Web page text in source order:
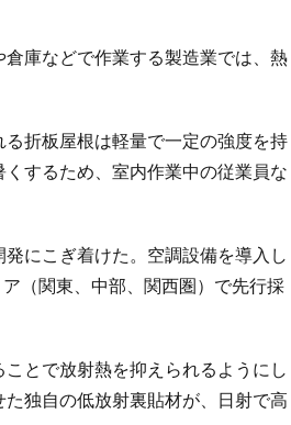
庫などで作業する製造業では、熱
折板屋根は軽量で一定の強度を持
するため、室内作業中の従業員な
にこぎ着けた。空調設備を導入し
（関東、中部、関西圏）で先行採
とで放射熱を抑えられるようにし
独自の低放射裏貼材が、日射で高